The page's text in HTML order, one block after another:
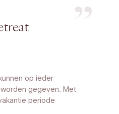
op ieder
gegeven. Met
periode